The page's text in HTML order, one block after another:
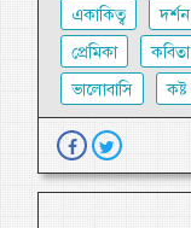
একাকিত্ব দর্শন
প্রেমিকা
কবিতা
ভালোবাসি
কষ্ট